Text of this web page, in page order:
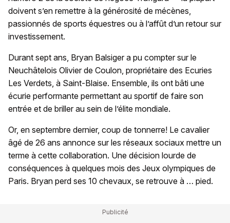
doivent s’en remettre à la générosité de mécènes,
passionnés de sports équestres ou à l’affût d’un retour sur
investissement.
Durant sept ans, Bryan Balsiger a pu compter sur le
Neuchâtelois Olivier de Coulon, propriétaire des Ecuries
Les Verdets, à Saint-Blaise. Ensemble, ils ont bâti une
écurie performante permettant au sportif de faire son
entrée et de briller au sein de l’élite mondiale.
Or, en septembre dernier, coup de tonnerre! Le cavalier
âgé de 26 ans annonce sur les réseaux sociaux mettre un
terme à cette collaboration. Une décision lourde de
conséquences à quelques mois des Jeux olympiques de
Paris. Bryan perd ses 10 chevaux, se retrouve à … pied.